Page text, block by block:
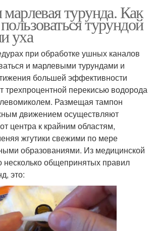
турунда. Как
турундой
уха
при обработке ушных каналов
и марлевыми турундами и
большей эффективности
трехпроцентной перекисью водорода
Размещая тампон
движением осуществляют
центра к крайним областям,
жгутики свежими по мере
образованиями. Из медицинской
несколько общепринятых правил
это: